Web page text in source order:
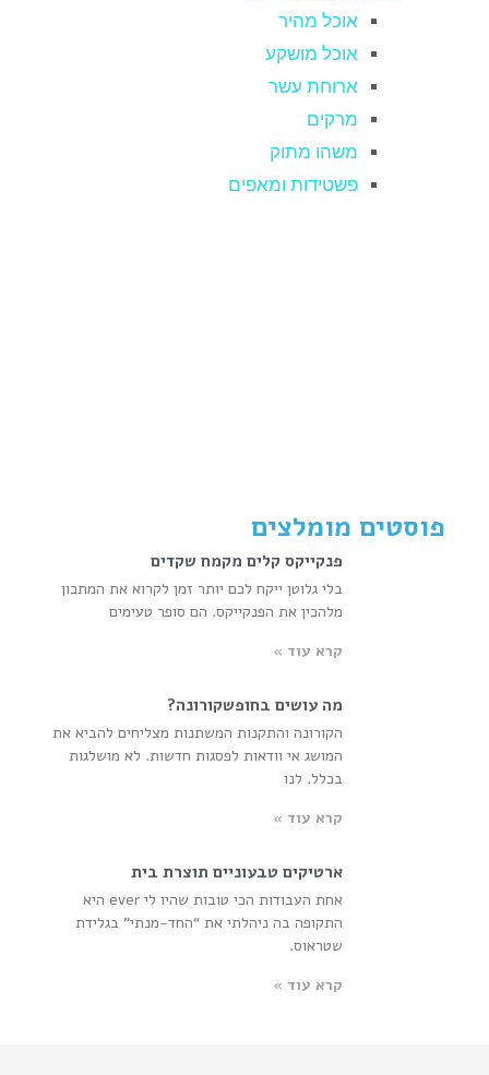
אוכל מהיר
אוכל מושקע
ארוחת עשר
מרקים
משהו מתוק
פשטידות ומאפים
פוסטים מומלצים
פנקייקס קלים מקמח שקדים
בלי גלוטן ייקח לכם יותר זמן לקרוא את המתכון
מלהכין את הפנקייקס. הם סופר טעימים
קרא עוד »
מה עושים בחופשקורונה?
הקורונה והתקנות המשתנות מצליחים להביא את
המושג אי וודאות לפסגות חדשות. לא מושלגות
בכלל. לנו
קרא עוד »
ארטיקים טבעוניים תוצרת בית
אחת העבודות הכי טובות שהיו לי ever היא
התקופה בה ניהלתי את “החד-מנתי” בגלידת
שטראוס.
קרא עוד »